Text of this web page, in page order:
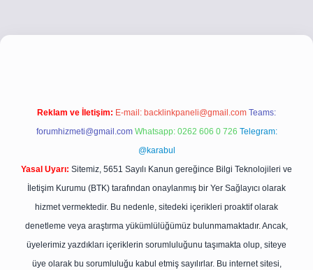
betci girişbetci girişhiltonbet yeni giriş
Reklam ve İletişim: E-mail: backlinkpaneli@gmail.com Teams:
forumhizmeti@gmail.com Whatsapp: 0262 606 0 726 Telegram:
@karabul
Yasal Uyarı: Sitemiz, 5651 Sayılı Kanun gereğince Bilgi Teknolojileri ve
İletişim Kurumu (BTK) tarafından onaylanmış bir Yer Sağlayıcı olarak
hizmet vermektedir. Bu nedenle, sitedeki içerikleri proaktif olarak
denetleme veya araştırma yükümlülüğümüz bulunmamaktadır. Ancak,
üyelerimiz yazdıkları içeriklerin sorumluluğunu taşımakta olup, siteye
üye olarak bu sorumluluğu kabul etmiş sayılırlar. Bu internet sitesi,